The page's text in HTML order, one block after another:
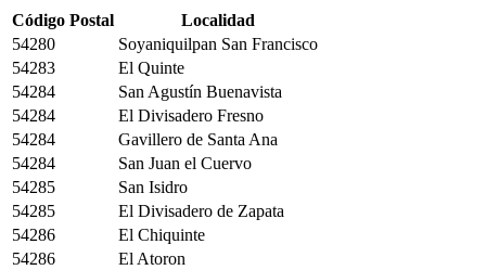
Código Postal
Localidad
54280
Soyaniquilpan San Francisco
54283
El Quinte
54284
San Agustín Buenavista
54284
El Divisadero Fresno
54284
Gavillero de Santa Ana
54284
San Juan el Cuervo
54285
San Isidro
54285
El Divisadero de Zapata
54286
El Chiquinte
54286
El Atoron